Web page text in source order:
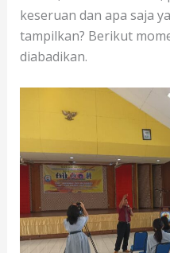
keseruan dan apa saja
tampilkan? Berikut
diabadikan.